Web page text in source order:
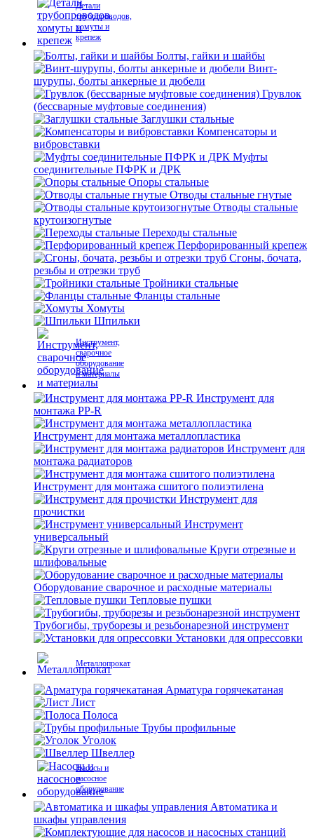
Детали
трубопроводов,
хомуты и
крепеж
Болты, гайки и шайбы
Винт-
шурупы, болты анкерные и дюбели
Грувлок
(бессварные муфтовые соединения)
Заглушки стальные
Компенсаторы и
вибровставки
Муфты
соединительные ПФРК и ДРК
Опоры стальные
Отводы стальные гнутые
Отводы стальные
крутоизогнутые
Переходы стальные
Перфорированный крепеж
Сгоны, бочата,
резьбы и отрезки труб
Тройники стальные
Фланцы стальные
Хомуты
Шпильки
Инструмент,
сварочное
оборудование
и материалы
Инструмент для
монтажа PP-R
Инструмент для монтажа металлопластика
Инструмент для
монтажа радиаторов
Инструмент для монтажа сшитого полиэтилена
Инструмент для
прочистки
Инструмент
универсальный
Круги отрезные и
шлифовальные
Оборудование сварочное и расходные материалы
Тепловые пушки
Трубогибы, труборезы и резьбонарезной инструмент
Установки для опрессовки
Металлопрокат
Арматура горячекатаная
Лист
Полоса
Трубы профильные
Уголок
Швеллер
Насосы и
насосное
оборудование
Автоматика и
шкафы управления